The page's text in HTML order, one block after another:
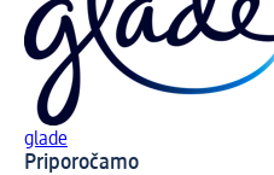
glade
Priporočamo